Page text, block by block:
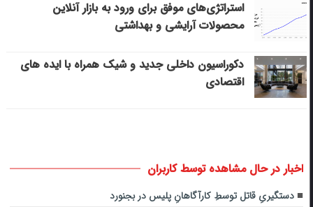
استراتژی‌های موفق برای ورود به بازار آنلاین
محصولات آرایشی و بهداشتی
دکوراسیون داخلی جدید و شیک همراه با ایده های
اقتصادی
اخبار در حال مشاهده توسط کاربران
دستگیریِ قاتل توسطِ کارآگاهانِ پلیس در بجنورد